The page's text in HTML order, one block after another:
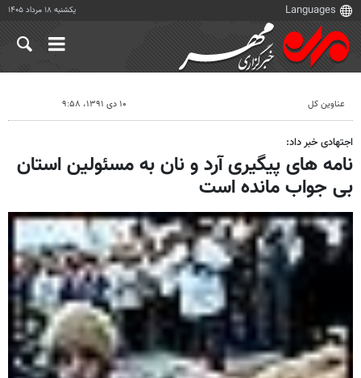
یکشنبه ۱۸ مرداد ۱۴۰۵
عناوین کل ۱۰ دی ۱۳۹۱، ۹:۵۸
اجتهادی خبر داد:
نامه های پیگیری آرد و نان به مسئولین استان
بی جواب مانده است